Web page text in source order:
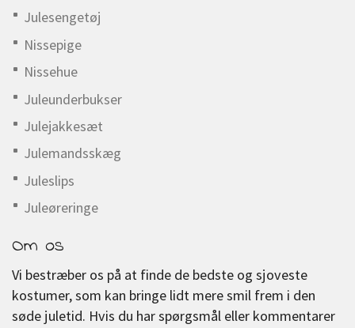
Julesengetøj
Nissepige
Nissehue
Juleunderbukser
Julejakkesæt
Julemandsskæg
Juleslips
Juleøreringe
Om os
Vi bestræber os på at finde de bedste og sjoveste
kostumer, som kan bringe lidt mere smil frem i den
søde juletid. Hvis du har spørgsmål eller kommentarer